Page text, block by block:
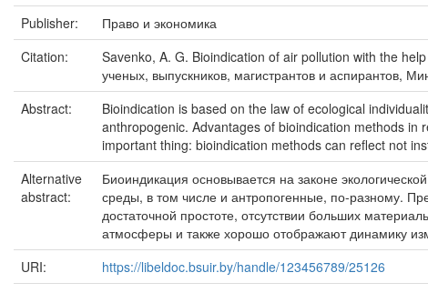
Publisher:
Право и экономика
Citation:
Savenko, A. G. Bioindication of air pollution with the
ученых, выпускников, магистрантов и аспирантов,
Abstract:
Bioindication is based on the law of ecological
anthropogenic. Advantages of bioindication methods
important thing: bioindication methods can reflect not
Alternative
abstract:
Биоиндикация основывается на законе
среды, в том числе и антропогенные, по-разному.
достаточной простоте, отсутствии больших
атмосферы и также хорошо отображают динамику
URI:
https://libeldoc.bsuir.by/handle/123456789/25126